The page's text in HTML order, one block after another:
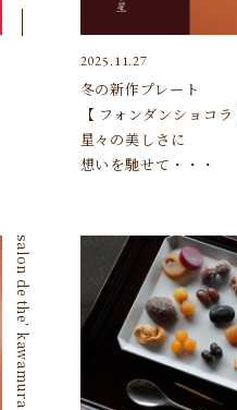
2025.11.27
冬の新作プレート
【 フォンダンショコラ
星々の美しさに
想いを馳せて・・・
salon de the’ kawamura